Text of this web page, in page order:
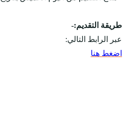
طريقة التقديم:-
عبر الرابط التالي:
اضغط هنا